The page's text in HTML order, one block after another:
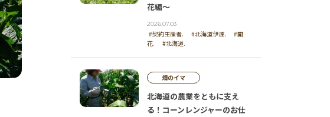
花編～
2026.07.03
#契約生産者. #北海道伊達.
#開
花.
#北海道.
畑のイマ
北海道の農業をともに支え
る！コーンレンジャーのお仕